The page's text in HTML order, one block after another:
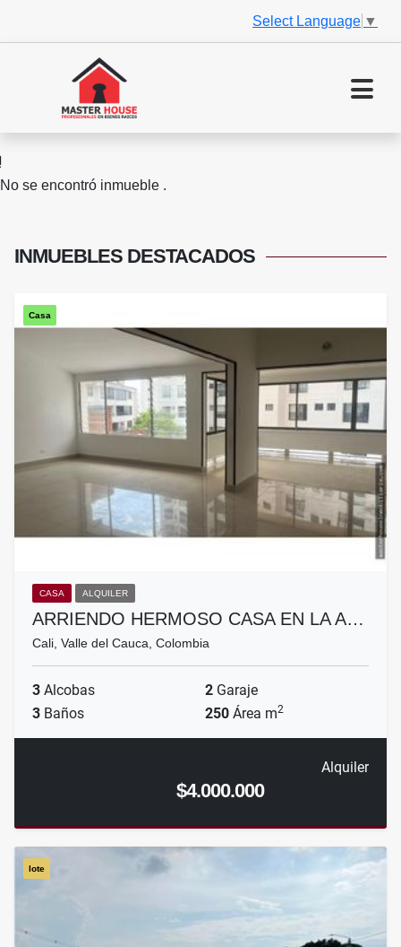
Select Language ▼
No se encontró inmueble .
INMUEBLES DESTACADOS
Casa
CASA ALQUILER
ARRIENDO HERMOSO CASA EN LA A…
Cali, Valle del Cauca, Colombia
3 Alcobas 2 Garaje
3 Baños 250 Área m2
Alquiler
$4.000.000
lote